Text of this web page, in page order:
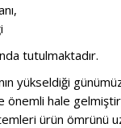
tutulmaktadır.
yükseldiği
önemli hale
ürün ömrünü